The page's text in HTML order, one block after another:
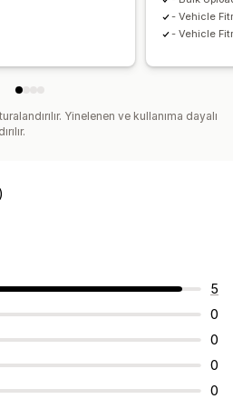
- Vehicle
- Vehicle
Yinelenen ve kullanıma dayalı
5
0
0
0
0